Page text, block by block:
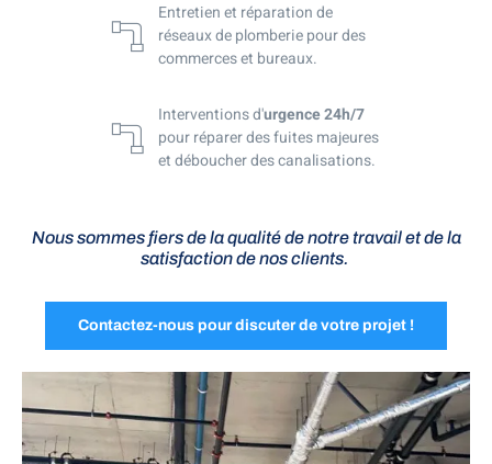
Entretien et réparation de
réseaux de plomberie pour des
commerces et bureaux.
Interventions d'urgence 24h/7
pour réparer des fuites majeures
et déboucher des canalisations.
Nous sommes fiers de la qualité de notre travail et de la
satisfaction de nos clients.
Contactez-nous pour discuter de votre projet !